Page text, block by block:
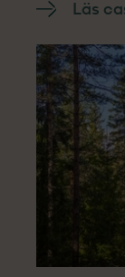
praktiska
granska
Läs